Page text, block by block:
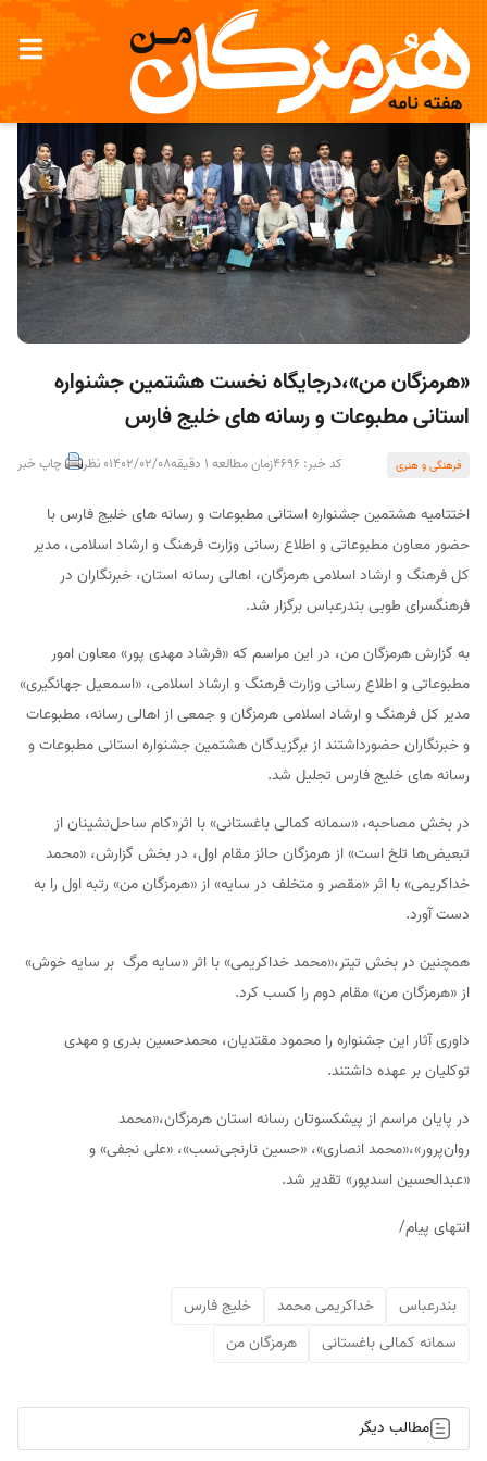
«هرمزگان من»،درجایگاه نخست هشتمین جشنواره
استانی مطبوعات و رسانه های خلیج فارس
فرهنگی و هنری کد خبر: 4696 زمان مطالعه 1 دقیقه 1402/02/080 نظر چاپ خبر
اختتامیه هشتمین جشنواره استانی مطبوعات و رسانه های خلیج فارس با
حضور معاون مطبوعاتی و اطلاع رسانی وزارت فرهنگ و ارشاد اسلامی، مدیر
کل فرهنگ و ارشاد اسلامی هرمزگان، اهالی رسانه استان، خبرنگاران در
فرهنگسرای طوبی بندرعباس برگزار شد.
به گزارش هرمزگان من، در این مراسم که «فرشاد مهدی پور» معاون امور
مطبوعاتی و اطلاع رسانی وزارت فرهنگ و ارشاد اسلامی، «اسمعیل جهانگیری»
مدیر کل فرهنگ و ارشاد اسلامی هرمزگان و جمعی از اهالی رسانه، مطبوعات
و خبرنگاران حضورداشتند از برگزیدگان هشتمین جشنواره استانی مطبوعات و
رسانه های خلیج فارس تجلیل شد.
در بخش مصاحبه، «سمانه کمالی باغستانی» با اثر«کام ساحل‌نشینان از
تبعیض‌ها تلخ است» از هرمزگان حائز مقام اول، در بخش گزارش، «محمد
خداکریمی» با اثر «مقصر و متخلف در سایه» از «هرمزگان من» رتبه اول را به
دست آورد.
همچنین در بخش تیتر،«محمد خداکریمی» با اثر «سایه مرگ بر سایه خوش»
از «هرمزگان من» مقام دوم را کسب کرد.
داوری آثار این جشنواره را محمود مقتدیان، محمدحسین بدری و مهدی
توکلیان بر عهده داشتند.
در پایان مراسم از پیشکسوتان رسانه استان هرمزگان،«محمد
روان‌پرور»،«محمد انصاری»، «حسین نارنجی‌نسب»، «علی نجفی» و
«عبدالحسین اسدپور» تقدیر شد.
انتهای پیام/
بندرعباس خداکریمی محمد
خلیج فارس
سمانه کمالی باغستانی
هرمزگان من
مطالب دیگر